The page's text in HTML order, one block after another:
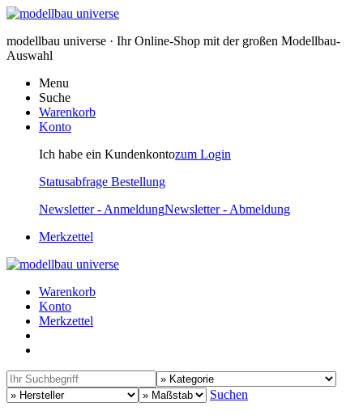
modellbau universe · Ihr Online-Shop mit der großen Modellbau-
Auswahl
Menu
Suche
Warenkorb
Konto
Ich habe ein Kundenkontozum Login
Statusabfrage Bestellung
Newsletter - AnmeldungNewsletter - Abmeldung
Merkzettel
Warenkorb
Konto
Merkzettel
Suchen